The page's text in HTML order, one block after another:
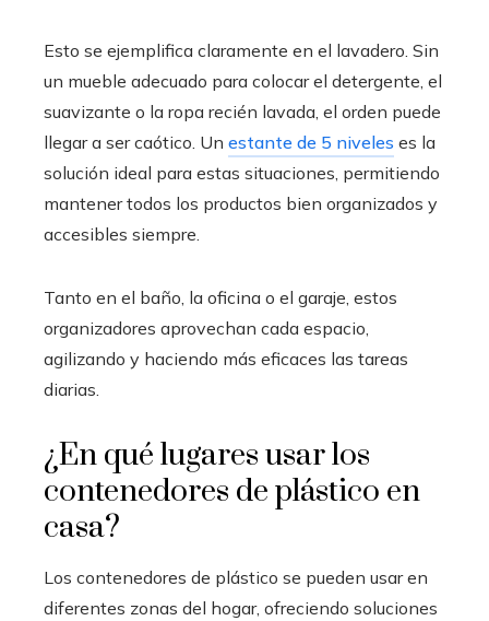
Esto se ejemplifica claramente en el lavadero. Sin
un mueble adecuado para colocar el detergente, el
suavizante o la ropa recién lavada, el orden puede
llegar a ser caótico. Un estante de 5 niveles es la
solución ideal para estas situaciones, permitiendo
mantener todos los productos bien organizados y
accesibles siempre.
Tanto en el baño, la oficina o el garaje, estos
organizadores aprovechan cada espacio,
agilizando y haciendo más eficaces las tareas
diarias.
¿En qué lugares usar los
contenedores de plástico en
casa?
Los contenedores de plástico se pueden usar en
diferentes zonas del hogar, ofreciendo soluciones